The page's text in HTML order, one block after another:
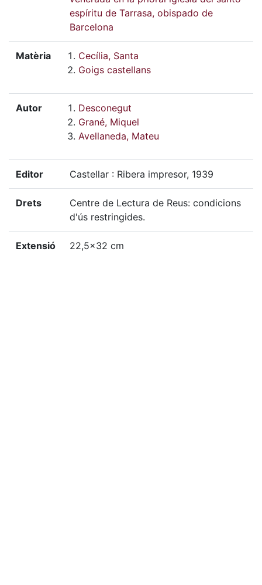
espíritu de Tarrasa, obispado de
Barcelona
Matèria
Cecília, Santa
Goigs castellans
Autor
Desconegut
Grané, Miquel
Avellaneda, Mateu
Editor Castellar : Ribera impresor, 1939
Drets
Centre de Lectura de Reus: condicions
d'ús restringides.
Extensió 22,5x32 cm